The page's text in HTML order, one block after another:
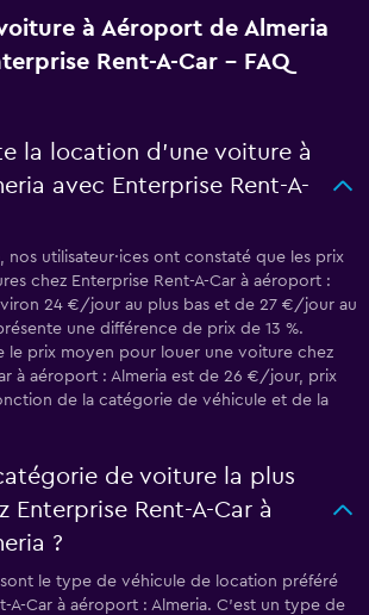
à Aéroport de Almeria
Rent-A-Car - FAQ
la location d’une voiture à
avec Enterprise Rent-A-
nos utilisateur·ices ont constaté que les prix
chez Enterprise Rent-A-Car à aéroport :
24 €/jour au plus bas et de 27 €/jour au
une différence de prix de 13 %.
le prix moyen pour louer une voiture chez
à aéroport : Almeria est de 26 €/jour, prix
de la catégorie de véhicule et de la
de voiture la plus
Enterprise Rent-A-Car à
?
sont le type de véhicule de location préféré
A-Car à aéroport : Almeria. C'est un type de